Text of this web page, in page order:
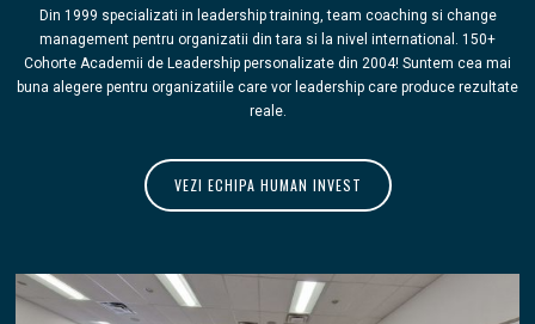
Din 1999 specializati in leadership training, team coaching si change
management pentru organizatii din tara si la nivel international. 150+
Cohorte Academii de Leadership personalizate din 2004! Suntem cea mai
buna alegere pentru organizatiile care vor leadership care produce rezultate
reale.
VEZI ECHIPA HUMAN INVEST